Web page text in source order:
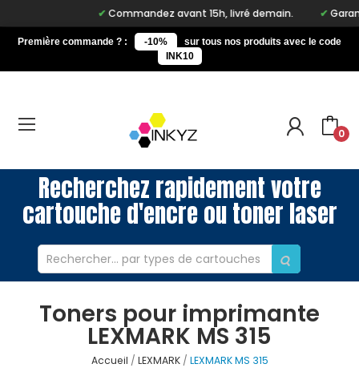
Commandez avant 15h, livré demain.
Première commande ? : -10%
sur tous nos produits avec le code
INK10
0
Recherchez rapidement votre
cartouche d'encre ou toner laser
Toners pour imprimante
LEXMARK MS 315
Accueil LEXMARK LEXMARK MS 315